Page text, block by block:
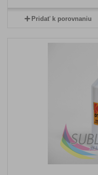
Pridať k porovnaniu